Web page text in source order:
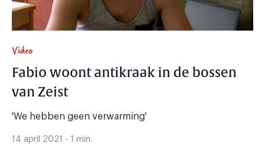
Video
Fabio woont antikraak in de bossen
van Zeist
'We hebben geen verwarming'
14 april 2021 - 1 min.